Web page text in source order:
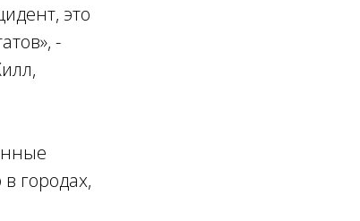
это
», -
городах,